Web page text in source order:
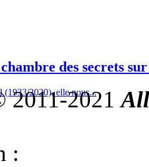
des secrets
(1933/2020), elle nous...
2011-2021
: